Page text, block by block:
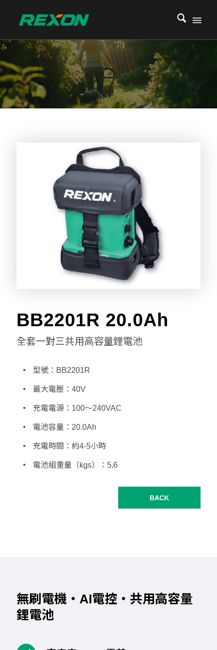
BB2201R 20.0Ah
全套一對三共用高容量鋰電池
型號：BB2201R
最大電壓：40V
充電電源：100～240VAC
電池容量：20.0Ah
充電時間：約4-5小時
電池組重量（kgs）：5.6
BACK
無刷電機・AI電控・共用高容量
鋰電池